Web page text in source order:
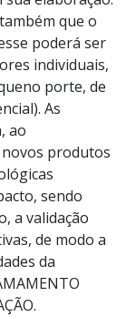
que o
poderá ser
individuais,
porte, de
As
ao
produtos
sendo
a validação
de modo a
da